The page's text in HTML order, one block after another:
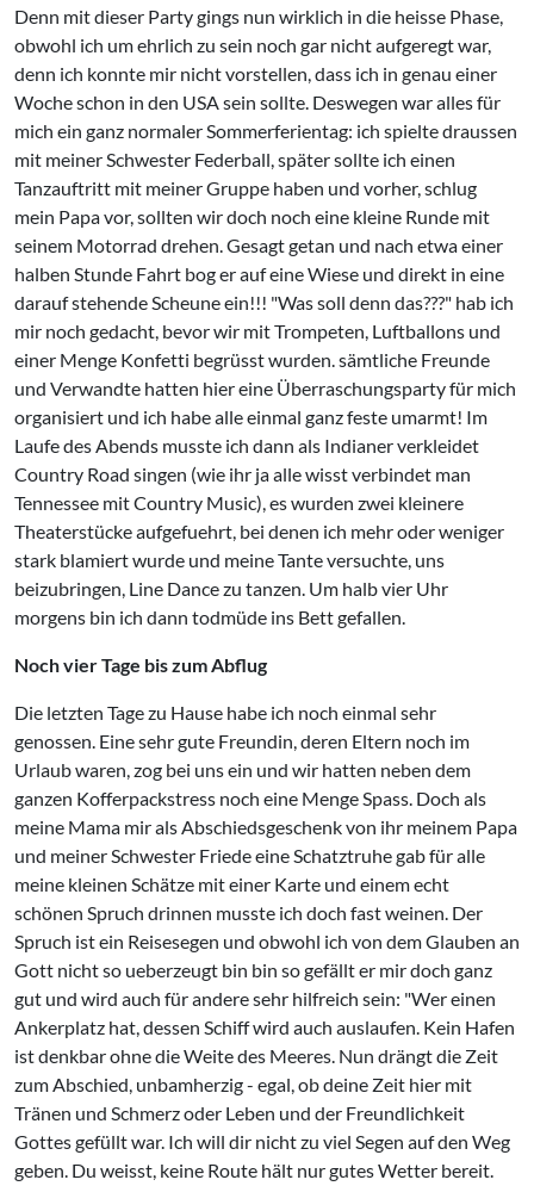
Denn mit dieser Party gings nun wirklich in die heisse Phase,
obwohl ich um ehrlich zu sein noch gar nicht aufgeregt war,
denn ich konnte mir nicht vorstellen, dass ich in genau einer
Woche schon in den USA sein sollte. Deswegen war alles für
mich ein ganz normaler Sommerferientag: ich spielte draussen
mit meiner Schwester Federball, später sollte ich einen
Tanzauftritt mit meiner Gruppe haben und vorher, schlug
mein Papa vor, sollten wir doch noch eine kleine Runde mit
seinem Motorrad drehen. Gesagt getan und nach etwa einer
halben Stunde Fahrt bog er auf eine Wiese und direkt in eine
darauf stehende Scheune ein!!! "Was soll denn das???" hab ich
mir noch gedacht, bevor wir mit Trompeten, Luftballons und
einer Menge Konfetti begrüsst wurden. sämtliche Freunde
und Verwandte hatten hier eine Überraschungsparty für mich
organisiert und ich habe alle einmal ganz feste umarmt! Im
Laufe des Abends musste ich dann als Indianer verkleidet
Country Road singen (wie ihr ja alle wisst verbindet man
Tennessee mit Country Music), es wurden zwei kleinere
Theaterstücke aufgefuehrt, bei denen ich mehr oder weniger
stark blamiert wurde und meine Tante versuchte, uns
beizubringen, Line Dance zu tanzen. Um halb vier Uhr
morgens bin ich dann todmüde ins Bett gefallen.
Noch vier Tage bis zum Abflug
Die letzten Tage zu Hause habe ich noch einmal sehr
genossen. Eine sehr gute Freundin, deren Eltern noch im
Urlaub waren, zog bei uns ein und wir hatten neben dem
ganzen Kofferpackstress noch eine Menge Spass. Doch als
meine Mama mir als Abschiedsgeschenk von ihr meinem Papa
und meiner Schwester Friede eine Schatztruhe gab für alle
meine kleinen Schätze mit einer Karte und einem echt
schönen Spruch drinnen musste ich doch fast weinen. Der
Spruch ist ein Reisesegen und obwohl ich von dem Glauben an
Gott nicht so ueberzeugt bin bin so gefällt er mir doch ganz
gut und wird auch für andere sehr hilfreich sein: "Wer einen
Ankerplatz hat, dessen Schiff wird auch auslaufen. Kein Hafen
ist denkbar ohne die Weite des Meeres. Nun drängt die Zeit
zum Abschied, unbamherzig - egal, ob deine Zeit hier mit
Tränen und Schmerz oder Leben und der Freundlichkeit
Gottes gefüllt war. Ich will dir nicht zu viel Segen auf den Weg
geben. Du weisst, keine Route hält nur gutes Wetter bereit.